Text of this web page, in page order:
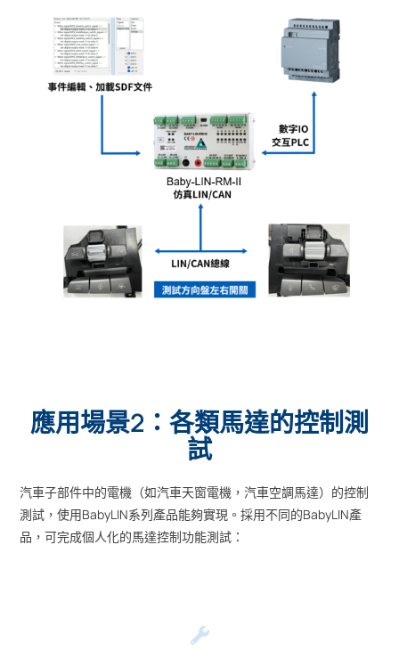
應用場景2：各類馬達的控制測
試
汽車子部件中的電機（如汽車天窗電機，汽車空調馬達）的控制
測試，使用BabyLIN系列產品能夠實現。採用不同的BabyLIN產
品，可完成個人化的馬達控制功能測試：